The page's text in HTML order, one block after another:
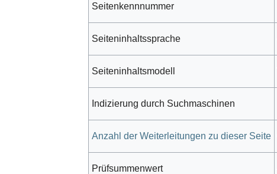
Seitenkennnummer
Seiteninhaltssprache
Seiteninhaltsmodell
Indizierung durch Suchmaschinen
Anzahl der Weiterleitungen zu dieser Seite
Prüfsummenwert